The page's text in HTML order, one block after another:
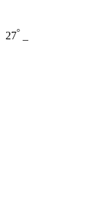
27°